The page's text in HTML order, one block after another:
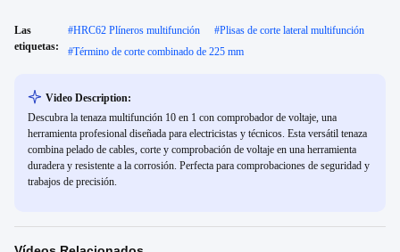
Las
etiquetas:
#HRC62 Plíneros multifunción #Plisas de corte lateral multifunción
#Término de corte combinado de 225 mm
Video Description:
Descubra la tenaza multifunción 10 en 1 con comprobador de voltaje, una
herramienta profesional diseñada para electricistas y técnicos. Esta versátil tenaza
combina pelado de cables, corte y comprobación de voltaje en una herramienta
duradera y resistente a la corrosión. Perfecta para comprobaciones de seguridad y
trabajos de precisión.